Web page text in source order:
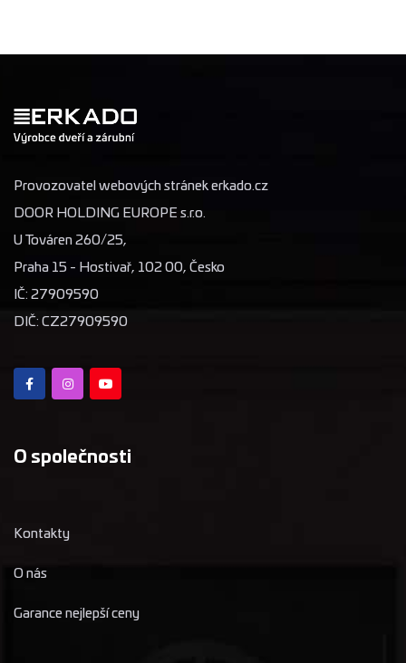
Provozovatel webových stránek erkado.cz
DOOR HOLDING EUROPE s.r.o.
U Továren 260/25,
Praha 15 - Hostivař, 102 00, Česko
IČ: 27909590
DIČ: CZ27909590
O společnosti
Kontakty
O nás
Garance nejlepší ceny